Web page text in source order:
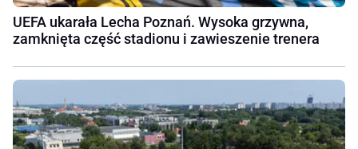
UEFA ukarała Lecha Poznań. Wysoka grzywna,
zamknięta część stadionu i zawieszenie trenera